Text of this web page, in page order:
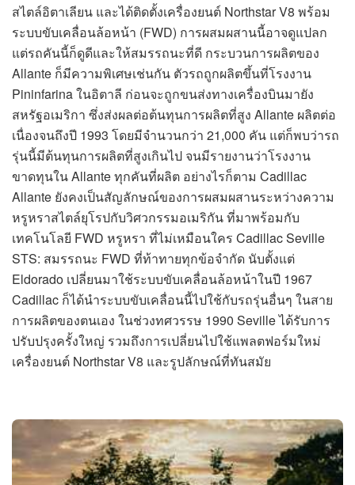
สไตล์อิตาเลียน และได้ติดตั้งเครื่องยนต์ Northstar V8 พร้อม
ระบบขับเคลื่อนล้อหน้า (FWD) การผสมผสานนี้อาจดูแปลก
แต่รถคันนี้ก็ดูดีและให้สมรรถนะที่ดี กระบวนการผลิตของ
Allante ก็มีความพิเศษเช่นกัน ตัวรถถูกผลิตขึ้นที่โรงงาน
Pininfarina ในอิตาลี ก่อนจะถูกขนส่งทางเครื่องบินมายัง
สหรัฐอเมริกา ซึ่งส่งผลต่อต้นทุนการผลิตที่สูง Allante ผลิตต่อ
เนื่องจนถึงปี 1993 โดยมีจำนวนกว่า 21,000 คัน แต่ก็พบว่ารถ
รุ่นนี้มีต้นทุนการผลิตที่สูงเกินไป จนมีรายงานว่าโรงงาน
ขาดทุนใน Allante ทุกคันที่ผลิต อย่างไรก็ตาม Cadillac
Allante ยังคงเป็นสัญลักษณ์ของการผสมผสานระหว่างความ
หรูหราสไตล์ยุโรปกับวิศวกรรมอเมริกัน ที่มาพร้อมกับ
เทคโนโลยี FWD หรูหรา ที่ไม่เหมือนใคร Cadillac Seville
STS: สมรรถนะ FWD ที่ท้าทายทุกข้อจำกัด นับตั้งแต่
Eldorado เปลี่ยนมาใช้ระบบขับเคลื่อนล้อหน้าในปี 1967
Cadillac ก็ได้นำระบบขับเคลื่อนนี้ไปใช้กับรถรุ่นอื่นๆ ในสาย
การผลิตของตนเอง ในช่วงทศวรรษ 1990 Seville ได้รับการ
ปรับปรุงครั้งใหญ่ รวมถึงการเปลี่ยนไปใช้แพลตฟอร์มใหม่
เครื่องยนต์ Northstar V8 และรูปลักษณ์ที่ทันสมัย